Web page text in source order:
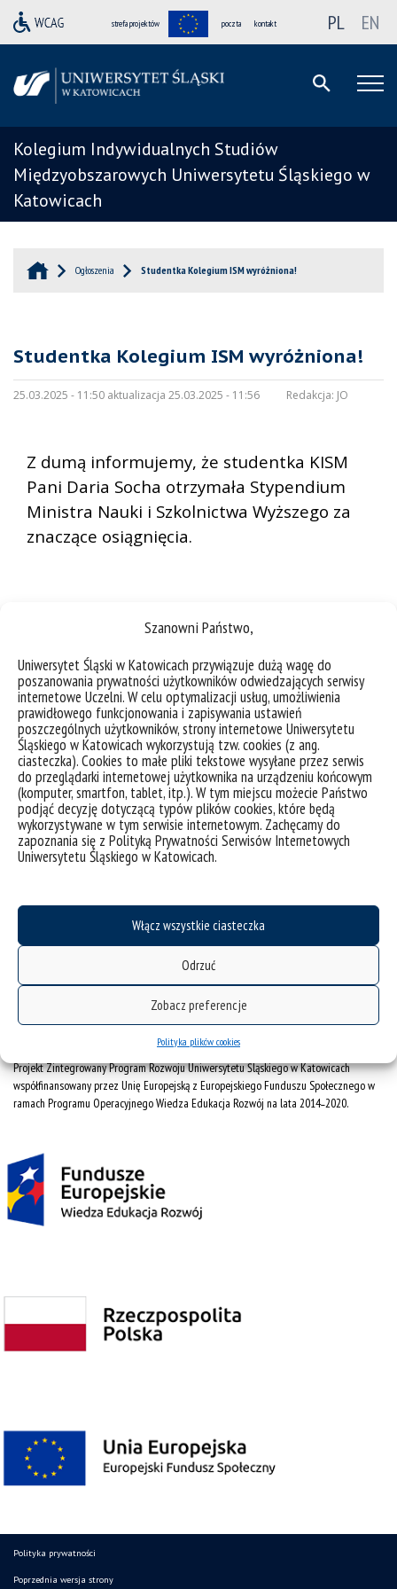
Szanowni Państwo,
Uniwersytet Śląski w Katowicach przywiązuje dużą wagę do
poszanowania prywatności użytkowników odwiedzających serwisy
internetowe Uczelni. W celu optymalizacji usług, umożliwienia
prawidłowego funkcjonowania i zapisywania ustawień
poszczególnych użytkowników, strony internetowe Uniwersytetu
Śląskiego w Katowicach wykorzystują tzw. cookies (z ang.
ciasteczka). Cookies to małe pliki tekstowe wysyłane przez serwis
do przeglądarki internetowej użytkownika na urządzeniu końcowym
(komputer, smartfon, tablet, itp.). W tym miejscu możecie Państwo
podjąć decyzję dotyczącą typów plików cookies, które będą
wykorzystywane w tym serwisie internetowym. Zachęcamy do
zapoznania się z Polityką Prywatności Serwisów Internetowych
Uniwersytetu Śląskiego w Katowicach.
Włącz wszystkie ciasteczka
Odrzuć
Zobacz preferencje
Polityka plików cookies
strefa projektów poczta kontakt PL EN
Kolegium Indywidualnych Studiów
Międzyobszarowych Uniwersytetu Śląskiego w
Katowicach
Ogłoszenia Studentka Kolegium ISM wyróżniona!
Studentka Kolegium ISM wyróżniona!
25.03.2025 - 11:50 aktualizacja 25.03.2025 - 11:56 Redakcja: JO
Z dumą informujemy, że studentka KISM
Pani Daria Socha otrzymała Stypendium
Ministra Nauki i Szkolnictwa Wyższego za
znaczące osiągnięcia.
deklaracja dostępności
mapa strony
ul. Bankowa 12, 40-007 Katowice
NIP: 634-019-71-34
Projekt Zintegrowany Program Rozwoju Uniwersytetu Śląskiego w Katowicach
współfinansowany przez Unię Europejską z Europejskiego Funduszu Społecznego w
ramach Programu Operacyjnego Wiedza Edukacja Rozwój na lata 2014˗2020.
Polityka prywatności
Poprzednia wersja strony